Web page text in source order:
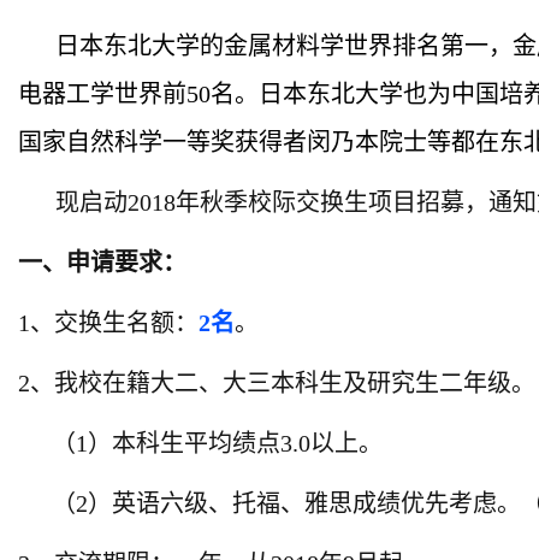
日本东北大学的金属材料学世界排名第一，
电器工学世界前50名。日本东北大学也为中国
国家自然科学一等奖获得者闵乃本院士等都在东
现启动2018年秋季校际交换生项目招募，通
一、申请要求：
1、交换生名额： 2名。
2、 我校在籍大二、大三本科生及研究生二年级。
（1）本科生平均绩点3.0以上。
（2）英语六级、托福、雅思成绩优先考虑